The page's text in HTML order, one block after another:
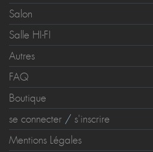
Salon
Salle HI-FI
Autres
FAQ
Boutique
se connecter / s'inscrire
Mentions Légales